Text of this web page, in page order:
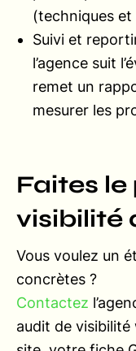
(techniques
Suivi et
l’agence suit
remet un
mesurer les
Faites
visibilité
Vous voulez un
concrètes ?
Contactez
audit de